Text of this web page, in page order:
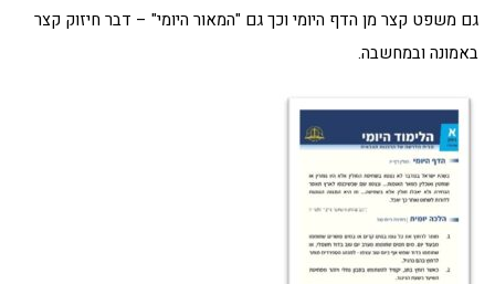
גם משפט קצר מן הדף היומי וכך גם "המאור היומי" – דבר חיזוק קצר
באמונה ובמחשבה.